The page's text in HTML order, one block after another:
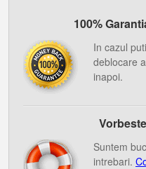
100%
In cazul
deblocare
inapoi.
Suntem
intrebari.